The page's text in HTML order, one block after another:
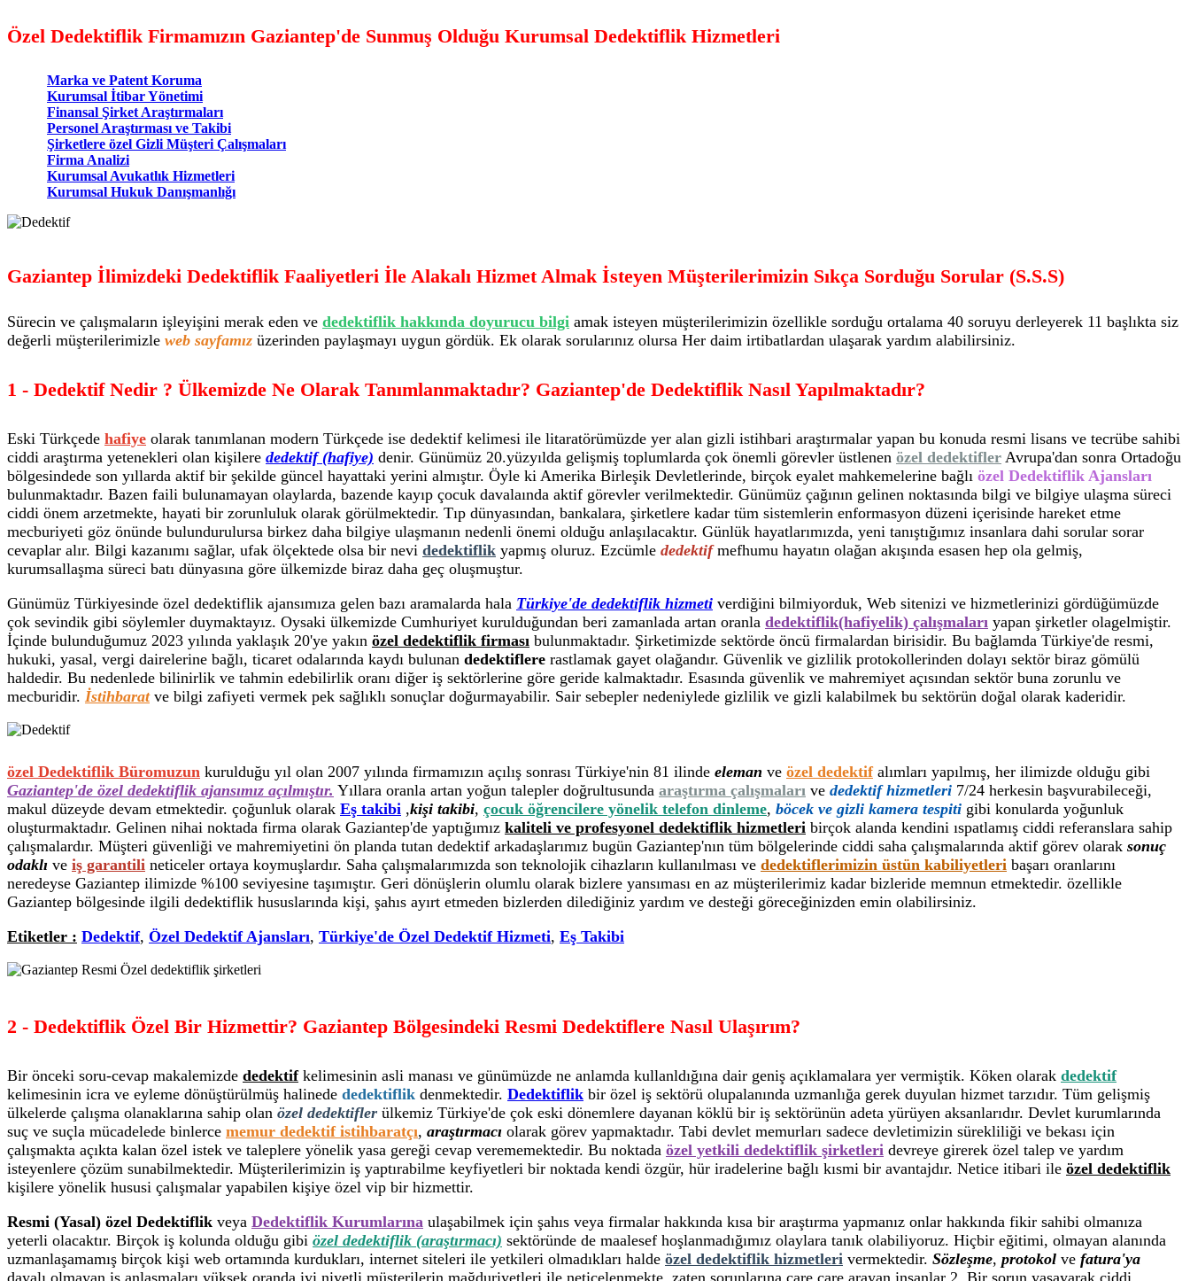
Özel Dedektiflik Firmamızın Gaziantep'de Sunmuş Olduğu Kurumsal Dedektiflik Hizmetleri
Marka ve Patent Koruma
Kurumsal İtibar Yönetimi
Finansal Şirket Araştırmaları
Personel Araştırması ve Takibi
Şirketlere özel Gizli Müşteri Çalışmaları
Firma Analizi
Kurumsal Avukatlık Hizmetleri
Kurumsal Hukuk Danışmanlığı
Gaziantep İlimizdeki Dedektiflik Faaliyetleri İle Alakalı Hizmet Almak İsteyen Müşterilerimizin Sıkça Sorduğu Sorular (S.S.S)
Sürecin ve çalışmaların işleyişini merak eden ve dedektiflik hakkında doyurucu bilgi amak isteyen müşterilerimizin özellikle sorduğu ortalama 40 soruyu derleyerek 11 başlıkta siz
değerli müşterilerimizle web sayfamız üzerinden paylaşmayı uygun gördük. Ek olarak sorularınız olursa Her daim irtibatlardan ulaşarak yardım alabilirsiniz.
1 - Dedektif Nedir ? Ülkemizde Ne Olarak Tanımlanmaktadır? Gaziantep'de Dedektiflik Nasıl Yapılmaktadır?
Eski Türkçede hafiye olarak tanımlanan modern Türkçede ise dedektif kelimesi ile litaratörümüzde yer alan gizli istihbari araştırmalar yapan bu konuda resmi lisans ve tecrübe sahibi
ciddi araştırma yetenekleri olan kişilere dedektif (hafiye) denir. Günümüz 20.yüzyılda gelişmiş toplumlarda çok önemli görevler üstlenen özel dedektifler Avrupa'dan sonra Ortadoğu
bölgesindede son yıllarda aktif bir şekilde güncel hayattaki yerini almıştır. Öyle ki Amerika Birleşik Devletlerinde, birçok eyalet mahkemelerine bağlı özel Dedektiflik Ajansları
bulunmaktadır. Bazen faili bulunamayan olaylarda, bazende kayıp çocuk davalaında aktif görevler verilmektedir. Günümüz çağının gelinen noktasında bilgi ve bilgiye ulaşma süreci
ciddi önem arzetmekte, hayati bir zorunluluk olarak görülmektedir. Tıp dünyasından, bankalara, şirketlere kadar tüm sistemlerin enformasyon düzeni içerisinde hareket etme
mecburiyeti göz önünde bulundurulursa birkez daha bilgiye ulaşmanın nedenli önemi olduğu anlaşılacaktır. Günlük hayatlarımızda, yeni tanıştığımız insanlara dahi sorular sorar
cevaplar alır. Bilgi kazanımı sağlar, ufak ölçektede olsa bir nevi dedektiflik yapmış oluruz. Ezcümle dedektifmefhumu hayatın olağan akışında esasen hep ola gelmiş,
kurumsallaşma süreci batı dünyasına göre ülkemizde biraz daha geç oluşmuştur.
Günümüz Türkiyesinde özel dedektiflik ajansımıza gelen bazı aramalarda hala Türkiye'de dedektiflik hizmeti verdiğini bilmiyorduk, Web sitenizi ve hizmetlerinizi gördüğümüzde
çok sevindik gibi söylemler duymaktayız. Oysaki ülkemizde Cumhuriyet kurulduğundan beri zamanlada artan oranla dedektiflik(hafiyelik) çalışmaları yapan şirketler olagelmiştir.
İçinde bulunduğumuz 2023 yılında yaklaşık 20'ye yakın özel dedektiflik firması bulunmaktadır. Şirketimizde sektörde öncü firmalardan birisidir. Bu bağlamda Türkiye'de resmi,
hukuki, yasal, vergi dairelerine bağlı, ticaret odalarında kaydı bulunan dedektiflere rastlamak gayet olağandır. Güvenlik ve gizlilik protokollerinden dolayı sektör biraz gömülü
haldedir. Bu nedenlede bilinirlik ve tahmin edebilirlik oranı diğer iş sektörlerine göre geride kalmaktadır. Esasında güvenlik ve mahremiyet açısından sektör buna zorunlu ve
mecburidir. İstihbaratve bilgi zafiyeti vermek pek sağlıklı sonuçlar doğurmayabilir. Sair sebepler nedeniylede gizlilik ve gizli kalabilmek bu sektörün doğal olarak kaderidir.
özel Dedektiflik Büromuzun kurulduğu yıl olan 2007 yılında firmamızın açılış sonrası Türkiye'nin 81 ilinde eleman ve özel dedektifalımları yapılmış, her ilimizde olduğu gibi
Gaziantep'de özel dedektiflik ajansımız açılmıştır. Yıllara oranla artan yoğun talepler doğrultusunda araştırma çalışmaları ve dedektif hizmetleri 7/24 herkesin başvurabileceği,
makul düzeyde devam etmektedir. çoğunluk olarak Eş takibi ,kişi takibi, çocuk öğrencilere yönelik telefon dinleme, böcek ve gizli kamera tespiti gibi konularda yoğunluk
oluşturmaktadır. Gelinen nihai noktada firma olarak Gaziantep'de yaptığımız kaliteli ve profesyonel dedektiflik hizmetleri birçok alanda kendini ıspatlamış ciddi referanslara sahip
çalışmalardır. Müşteri güvenliği ve mahremiyetini ön planda tutan dedektif arkadaşlarımız bugün Gaziantep'nın tüm bölgelerinde ciddi saha çalışmalarında aktif görev olarak sonuç
odaklı ve iş garantili neticeler ortaya koymuşlardır. Saha çalışmalarımızda son teknolojik cihazların kullanılması ve dedektiflerimizin üstün kabiliyetleri başarı oranlarını
neredeyse Gaziantep ilimizde %100 seviyesine taşımıştır. Geri dönüşlerin olumlu olarak bizlere yansıması en az müşterilerimiz kadar bizleride memnun etmektedir. özellikle
Gaziantep bölgesinde ilgili dedektiflik hususlarında kişi, şahıs ayırt etmeden bizlerden dilediğiniz yardım ve desteği göreceğinizden emin olabilirsiniz.
Etiketler : Dedektif, Özel Dedektif Ajansları, Türkiye'de Özel Dedektif Hizmeti, Eş Takibi
2 - Dedektiflik Özel Bir Hizmettir? Gaziantep Bölgesindeki Resmi Dedektiflere Nasıl Ulaşırım?
Bir önceki soru-cevap makalemizde dedektifkelimesinin asli manası ve günümüzde ne anlamda kullanldığına dair geniş açıklamalara yer vermiştik. Köken olarak dedektif
kelimesinin icra ve eyleme dönüştürülmüş halinede dedektiflik denmektedir. Dedektiflik bir özel iş sektörü olupalanında uzmanlığa gerek duyulan hizmet tarzıdır. Tüm gelişmiş
ülkelerde çalışma olanaklarına sahip olan özel dedektifler ülkemiz Türkiye'de çok eski dönemlere dayanan köklü bir iş sektörünün adeta yürüyen aksanlarıdır. Devlet kurumlarında
suç ve suçla mücadelede binlerce memur dedektif istihbaratçı, araştırmacı olarak görev yapmaktadır. Tabi devlet memurları sadece devletimizin sürekliliği ve bekası için
çalışmakta açıkta kalan özel istek ve taleplere yönelik yasa gereği cevap verememektedir. Bu noktada özel yetkili dedektiflik şirketleri devreye girerek özel talep ve yardım
isteyenlere çözüm sunabilmektedir. Müşterilerimizin iş yaptırabilme keyfiyetleri bir noktada kendi özgür, hür iradelerine bağlı kısmi bir avantajdır. Netice itibari ile özel dedektiflik
kişilere yönelik hususi çalışmalar yapabilen kişiye özel vip bir hizmettir.
Resmi (Yasal) özel Dedektiflik veya Dedektiflik Kurumlarına ulaşabilmek için şahıs veya firmalar hakkında kısa bir araştırma yapmanız onlar hakkında fikir sahibi olmanıza
yeterli olacaktır. Birçok iş kolunda olduğu gibi özel dedektiflik (araştırmacı) sektöründe de maalesef hoşlanmadığımız olaylara tanık olabiliyoruz. Hiçbir eğitimi, olmayan alanında
uzmanlaşamamış birçok kişi web ortamında kurdukları, internet siteleri ile yetkileri olmadıkları halde özel dedektiflik hizmetleri vermektedir. Sözleşme, protokol ve fatura'ya
dayalı olmayan iş anlaşmaları yüksek oranda iyi niyetli müşterilerin mağduriyetleri ile neticelenmekte, zaten sorunlarına çare çare arayan insanlar 2. Bir sorun yaşayarak ciddi